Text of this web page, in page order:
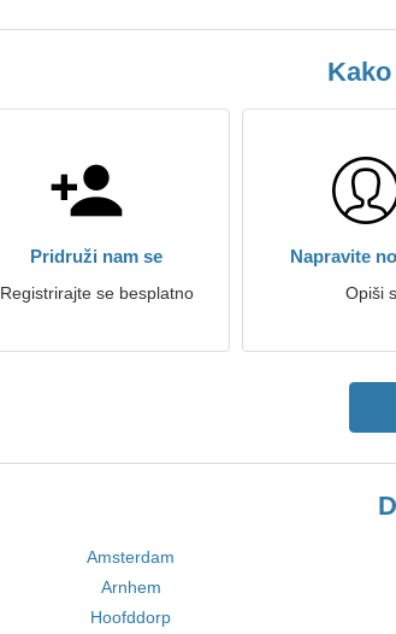
Pridruži nam se
Registrirajte se besplatno
Napravite
Opiši
Amsterdam
Arnhem
Hoofddorp